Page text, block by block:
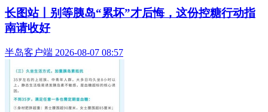
长图站丨别等胰岛“累坏”才后悔，这份控糖行动指
南请收好
半岛客户端 2026-08-07 08:57